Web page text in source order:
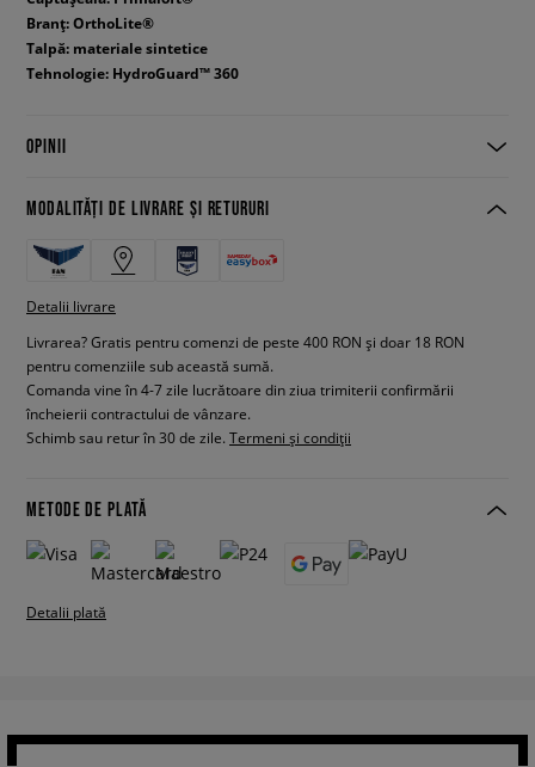
Branț: OrthoLite®
Talpă: materiale sintetice
Tehnologie: HydroGuard™ 360
OPINII
MODALITĂȚI DE LIVRARE ȘI RETURURI
Detalii livrare
Livrarea? Gratis pentru comenzi de peste 400 RON și doar 18 RON
pentru comenziile sub această sumă.
Comanda vine în 4-7 zile lucrătoare din ziua trimiterii confirmării
încheierii contractului de vânzare.
Schimb sau retur în 30 de zile. Termeni și condiții
METODE DE PLATĂ
Detalii plată